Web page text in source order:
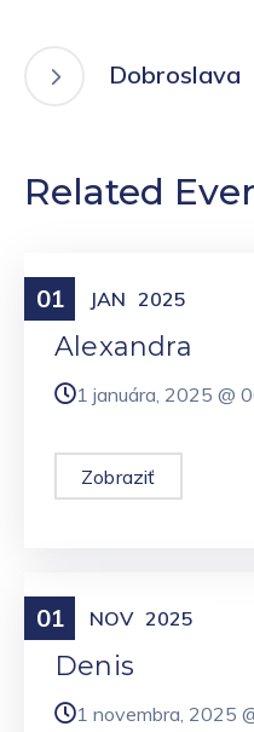
Dobroslava
Related
01 JAN 2025
Meniny
Alexandra
1 januára, 2025 @
Zobraziť
01 NOV 2025
Meniny
Denis
1 novembra, 2025